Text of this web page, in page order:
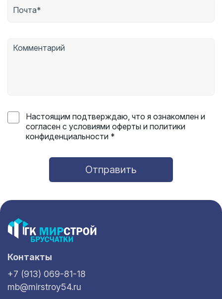
Настоящим подтверждаю, что я ознакомлен и
согласен с условиями оферты и политики
конфиденциальности *
Отправить
Контакты
+7 (913) 069-81-18
mb@mirstroy54.ru